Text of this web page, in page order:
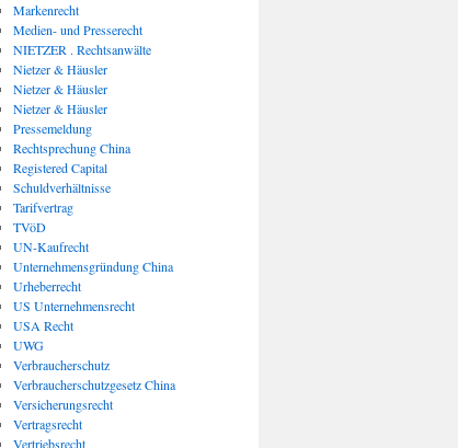
Markenrecht
Medien- und Presserecht
NIETZER . Rechtsanwälte
Nietzer & Häusler
Nietzer & Häusler
Nietzer & Häusler
Pressemeldung
Rechtsprechung China
Registered Capital
Schuldverhältnisse
Tarifvertrag
TVöD
UN-Kaufrecht
Unternehmensgründung China
Urheberrecht
US Unternehmensrecht
USA Recht
UWG
Verbraucherschutz
Verbraucherschutzgesetz China
Versicherungsrecht
Vertragsrecht
Vertriebsrecht